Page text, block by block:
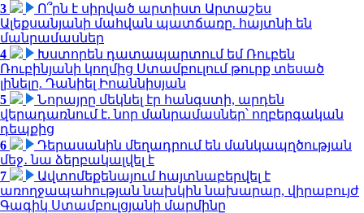
3
Ո՞րն է սիրված արտիստ Արտաշես
Ալեքսանյանի մահվան պատճառը. հայտնի են
մանրամասներ
4
Խստորեն դատապարտում եմ Ռուբեն
Ռուբինյանի կողմից Ստամբուլում թուրք տեսած
լինելը. Դանիել Իոաննիսյան
5
Նորայրը մեկնել էր հանգստի, արդեն
վերադառնում է. նոր մանրամասներ՝ ողբերգական
դեպքից
6
Դերասանին մեղադրում են մանկապղծության
մեջ․ նա ձերբակալվել է
7
Ավտոմեքենայում հայտնաբերվել է
առողջապահության նախկին նախարար, վիրաբույժ
Գագիկ Ստամբուլցյանի մարմինը